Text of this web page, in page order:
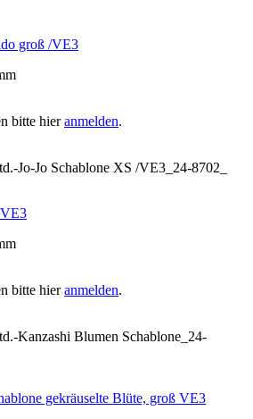
groß /VE3
bitte hieranmelden.
bitte hieranmelden.
gekräuselte Blüte, groß VE3